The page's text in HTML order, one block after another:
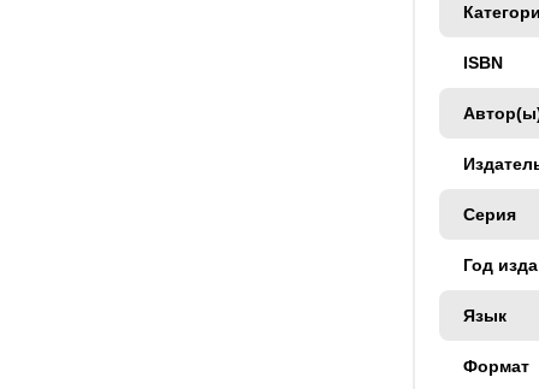
ISBN
Серия
Год
Язык
Формат